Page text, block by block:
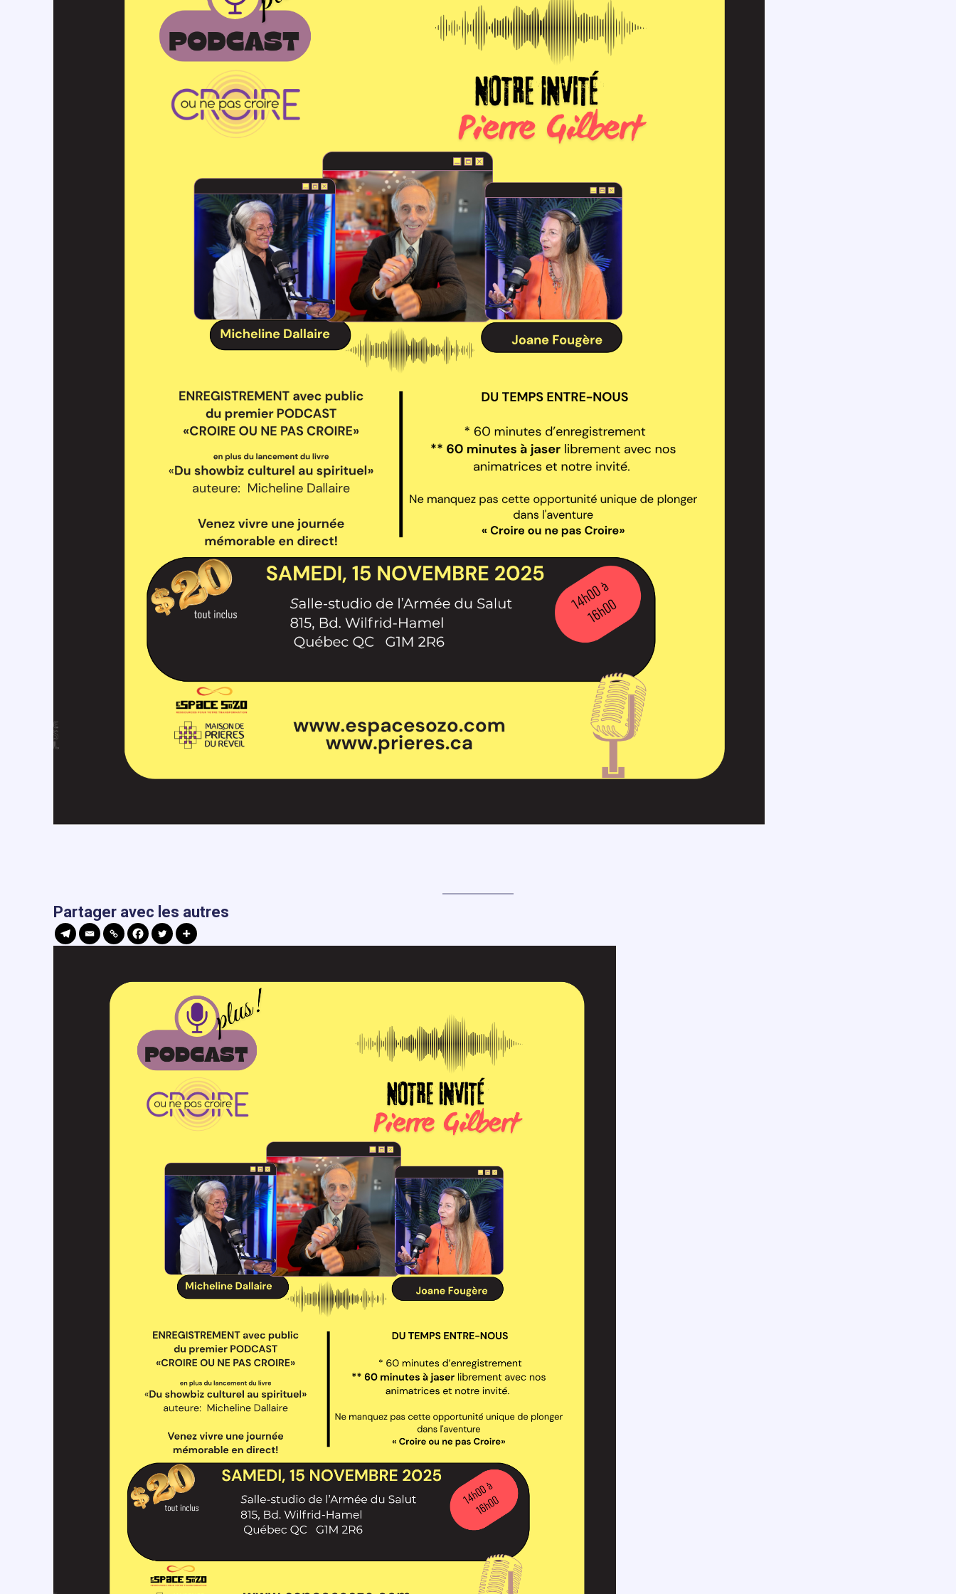
Partager avec les autres